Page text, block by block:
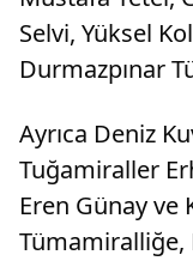
Selvi, Yüksel
Durmazpınar
Ayrıca Deniz
Tuğamiraller
Eren Günay ve
Tümamiralliğe,